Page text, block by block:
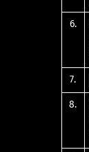
6.
7.
8.